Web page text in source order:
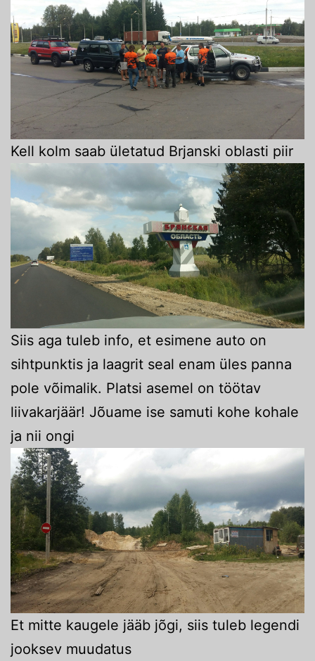
Kell kolm saab ületatud Brjanski oblasti piir
Siis aga tuleb info, et esimene auto on
sihtpunktis ja laagrit seal enam üles panna
pole võimalik. Platsi asemel on töötav
liivakarjäär! Jõuame ise samuti kohe kohale
ja nii ongi
Et mitte kaugele jääb jõgi, siis tuleb legendi
jooksev muudatus